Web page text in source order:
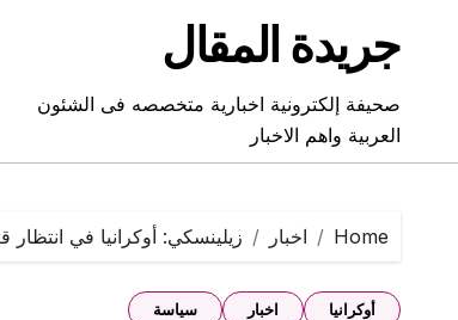
contentجريدة المقال
صحيفة إلكترونية اخبارية متخصصه فى الشئون
العربية واهم الاخبار
Home اخبار زيلينسكي: أوكرانيا في انتظار
أوكرانيا اخبار سياسة